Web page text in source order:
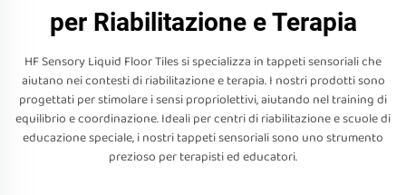
per Riabilitazione e Terapia
HF Sensory Liquid Floor Tiles si specializza in tappeti sensoriali che
aiutano nei contesti di riabilitazione e terapia. I nostri prodotti sono
progettati per stimolare i sensi propriolettivi, aiutando nel training di
equilibrio e coordinazione. Ideali per centri di riabilitazione e scuole di
educazione speciale, i nostri tappeti sensoriali sono uno strumento
prezioso per terapisti ed educatori.